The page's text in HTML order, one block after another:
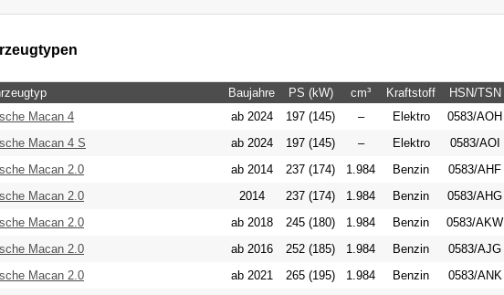
Baujahre PS (kW) cm³ Kraftstoff
HSN/TSN
Macan 4 ab 2024 197 (145) – Elektro
0583/AOH
Macan 4 S ab 2024 197 (145) – Elektro
0583/AOI
Macan 2.0 ab 2014 237 (174) 1.984 Benzin
0583/AHF
Macan 2.0 2014 237 (174) 1.984 Benzin
0583/AHG
Macan 2.0 ab 2018 245 (180) 1.984 Benzin
0583/AKW
Macan 2.0 ab 2016 252 (185) 1.984 Benzin
0583/AJG
Macan 2.0 ab 2021 265 (195) 1.984 Benzin
0583/ANK